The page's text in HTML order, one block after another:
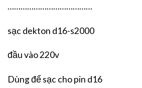
…………………………………
sạc dekton d16-s2000
đầu vào 220v
Dùng để sạc cho pin d16